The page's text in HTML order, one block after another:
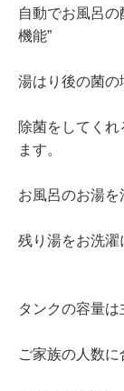
自動でお風呂の
機能”
湯はり後の菌
除菌をしてくれ
ます。
お風呂のお湯
残り湯をお洗濯
タンクの容量
ご家族の人数